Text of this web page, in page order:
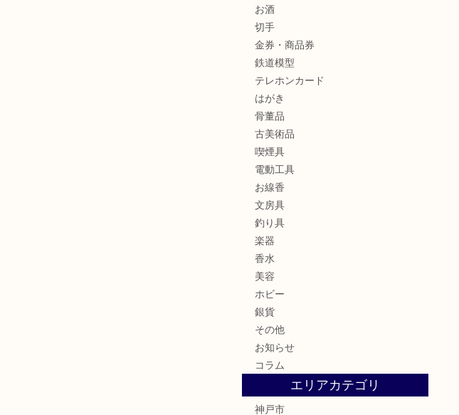
お酒
切手
金券・商品券
鉄道模型
テレホンカード
はがき
骨董品
古美術品
喫煙具
電動工具
お線香
文房具
釣り具
楽器
香水
美容
ホビー
銀貨
その他
お知らせ
コラム
エリアカテゴリ
神戸市